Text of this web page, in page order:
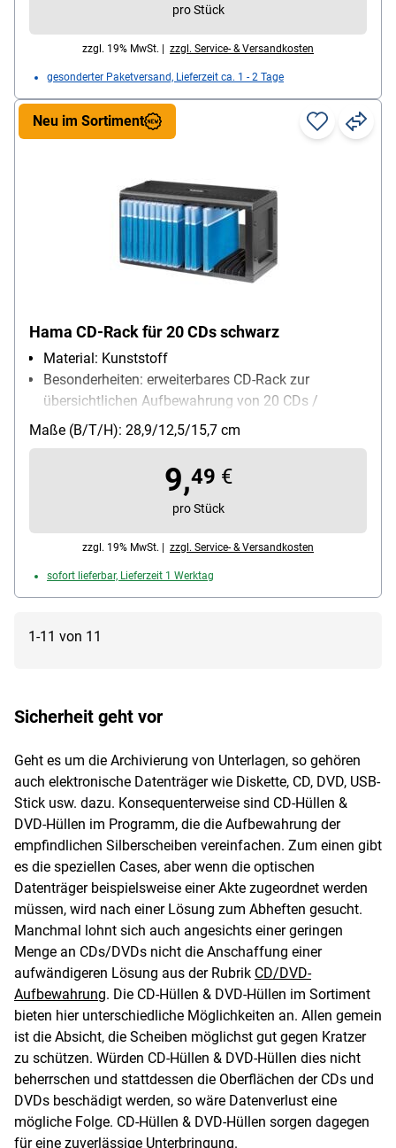
pro Stück
zzgl. 19% MwSt. | zzgl. Service- & Versandkosten
gesonderter Paketversand, Lieferzeit ca. 1 - 2 Tage
Hama CD-Rack für 20 CDs schwarz
Material: Kunststoff
Besonderheiten: erweiterbares CD-Rack zur
übersichtlichen Aufbewahrung von 20 CDs /
horizontal und vertikal erweiterbar / zur
Wandmontage geeignet / leicht zusammensteckbar
Maße (B/T/H): 28,9/12,5/15,7 cm
Neu im Sortiment
9,49 €
pro Stück
zzgl. 19% MwSt. | zzgl. Service- & Versandkosten
sofort lieferbar, Lieferzeit 1 Werktag
1-11 von 11
Sicherheit geht vor
Geht es um die Archivierung von Unterlagen, so gehören
auch elektronische Datenträger wie Diskette, CD, DVD, USB-
Stick usw. dazu. Konsequenterweise sind CD-Hüllen &
DVD-Hüllen im Programm, die die Aufbewahrung der
empfindlichen Silberscheiben vereinfachen. Zum einen gibt
es die speziellen Cases, aber wenn die optischen
Datenträger beispielsweise einer Akte zugeordnet werden
müssen, wird nach einer Lösung zum Abheften gesucht.
Manchmal lohnt sich auch angesichts einer geringen
Menge an CDs/DVDs nicht die Anschaffung einer
aufwändigeren Lösung aus der Rubrik CD/DVD-
Aufbewahrung. Die CD-Hüllen & DVD-Hüllen im Sortiment
bieten hier unterschiedliche Möglichkeiten an. Allen gemein
ist die Absicht, die Scheiben möglichst gut gegen Kratzer
zu schützen. Würden CD-Hüllen & DVD-Hüllen dies nicht
beherrschen und stattdessen die Oberflächen der CDs und
DVDs beschädigt werden, so wäre Datenverlust eine
mögliche Folge. CD-Hüllen & DVD-Hüllen sorgen dagegen
für eine zuverlässige Unterbringung.